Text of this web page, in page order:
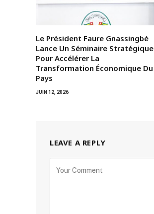
Le Président Faure Gnassingbé
Lance Un Séminaire Stratégique
Pour Accélérer La
Transformation Économique Du
Pays
JUIN 12, 2026
LEAVE A REPLY